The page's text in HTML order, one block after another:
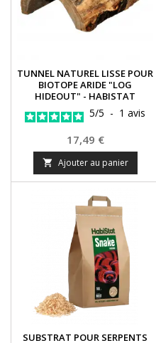
TUNNEL NATUREL LISSE POUR
BIOTOPE ARIDE "LOG
HIDEOUT" - HABISTAT
5/5 - 1 avis
Prix
17,49 €
 Ajouter au panier
SUBSTRAT POUR SERPENTS